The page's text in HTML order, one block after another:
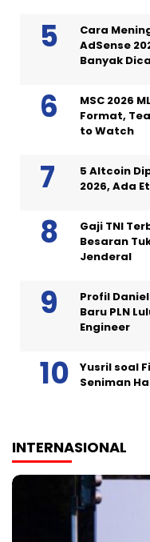
Cara
AdSense
Banyak
MSC 2026
Format,
to Watch
5 Altcoin
2026, Ada
Gaji TNI
Besaran
Jenderal
Profil
Baru PLN
Engineer
Yusril soal
Seniman
INTERNASIONAL